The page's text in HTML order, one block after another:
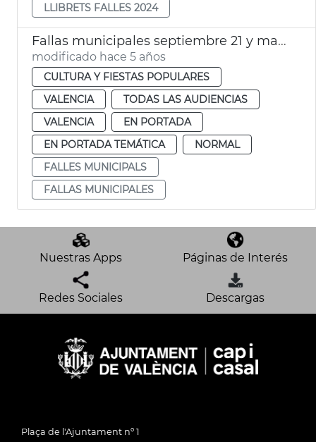
LLIBRETS FALLES 2024
Fallas municipales septiembre 21 y marzo 22
modificado hace 5 años
CULTURA Y FIESTAS POPULARES
VALENCIA
TODAS LAS AUDIENCIAS
VALENCIA
EN PORTADA
EN PORTADA TEMÁTICA
NORMAL
FALLES MUNICIPALS
FALLAS MUNICIPALES
Nuestras Apps Páginas de Interés
Redes Sociales Descargas
Plaça de l'Ajuntament nº 1